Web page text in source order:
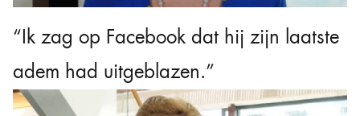
“Ik zag op Facebook dat hij zijn laatste
adem had uitgeblazen.”